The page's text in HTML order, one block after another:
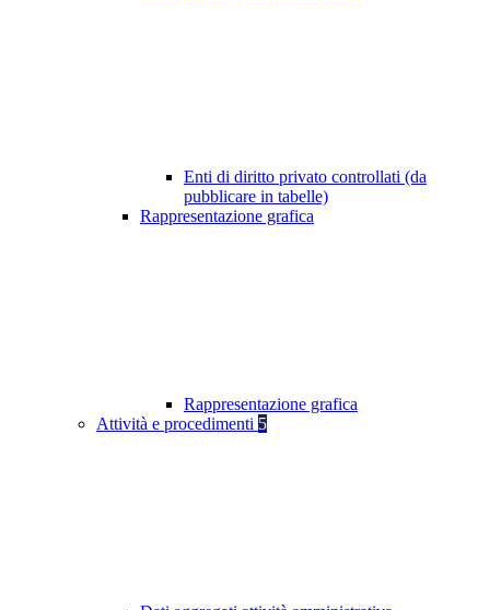
Enti di diritto privato controllati (da
pubblicare in tabelle)
Rappresentazione grafica
Rappresentazione grafica
Attività e procedimenti 5